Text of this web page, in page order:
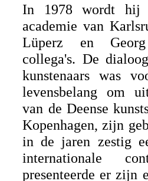
In 1978 wordt hij
academie van
Lüperz en
collega's. De
kunstenaars was
levensbelang om
van de Deense
Kopenhagen, zijn
in de jaren zestig
internationale
presenteerde er zijn